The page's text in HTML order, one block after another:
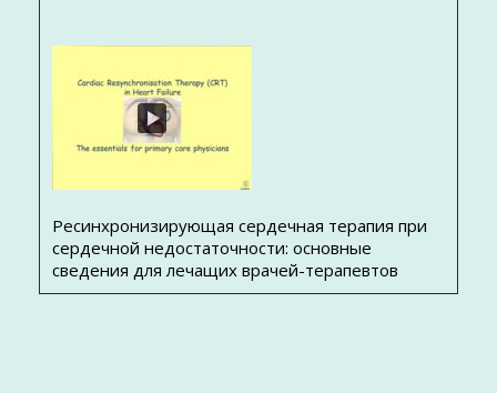
Ресинхронизирующая сердечная терапия при
сердечной недостаточности: основные
сведения для лечащих врачей-терапевтов